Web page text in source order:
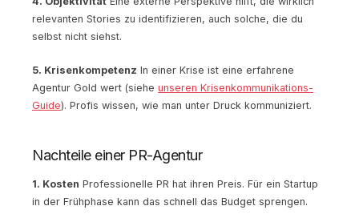
relevanten Stories zu identifizieren, auch solche, die du
selbst nicht siehst.
5. Krisenkompetenz In einer Krise ist eine erfahrene
Agentur Gold wert (siehe unseren Krisenkommunikations-
Guide). Profis wissen, wie man unter Druck kommuniziert.
Nachteile einer PR-Agentur
1. Kosten Professionelle PR hat ihren Preis. Für ein Startup
in der Frühphase kann das schnell das Budget sprengen.